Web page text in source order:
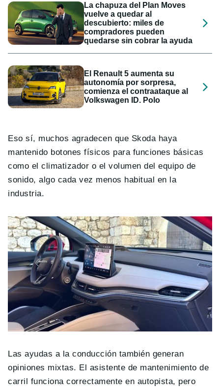
La chapuza del Plan Moves
vuelve a quedar al
descubierto: miles de
compradores pueden
quedarse sin cobrar la ayuda
El Renault 5 aumenta su
autonomía por sorpresa,
comienza el contraataque al
Volkswagen ID. Polo
Eso sí, muchos agradecen que Skoda haya
mantenido botones físicos para funciones básicas
como el climatizador o el volumen del equipo de
sonido, algo cada vez menos habitual en la
industria.
Las ayudas a la conducción también generan
opiniones mixtas. El asistente de mantenimiento de
carril funciona correctamente en autopista, pero